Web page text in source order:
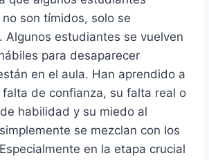
son tímidos, solo se
Algunos estudiantes se vuelven
para desaparecer
en el aula. Han aprendido a
falta de confianza, su falta real o
habilidad y su miedo al
se mezclan con los
en la etapa crucial